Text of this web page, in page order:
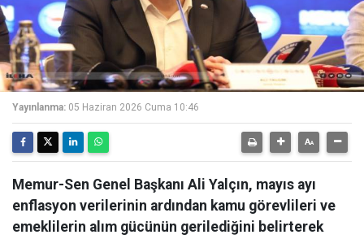
Yayınlanma: 05 Haziran 2026 Cuma 10:46
Memur-Sen Genel Başkanı Ali Yalçın, mayıs ayı
enflasyon verilerinin ardından kamu görevlileri ve
emeklilerin alım gücünün gerilediğini belirterek